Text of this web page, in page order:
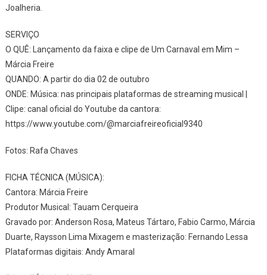
Joalheria.
SERVIÇO
O QUÊ: Lançamento da faixa e clipe de Um Carnaval em Mim –
Márcia Freire
QUANDO: A partir do dia 02 de outubro
ONDE: Música: nas principais plataformas de streaming musical |
Clipe: canal oficial do Youtube da cantora:
https://www.youtube.com/@marciafreireoficial9340
Fotos: Rafa Chaves
FICHA TÉCNICA (MÚSICA):
Cantora: Márcia Freire
Produtor Musical: Tauam Cerqueira
Gravado por: Anderson Rosa, Mateus Tártaro, Fabio Carmo, Márcia
Duarte, Raysson Lima Mixagem e masterização: Fernando Lessa
Plataformas digitais: Andy Amaral